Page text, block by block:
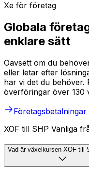
Xe för företag
Globala
enklare sätt
Oavsett om du
eller letar efter
har vi det du behöver.
överföringar över 130
Företagsbetalningar
XOF till SHP Vanliga
Vad är växelkursen XOF till